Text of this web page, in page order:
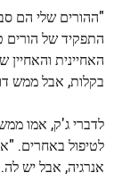
"ההורים שלי הם
התפקיד של הורים
האחיינית
בקלות, אבל ממש
לדברי ג'ק, אמו
לטיפול באחרים.
אנרגיה, אבל יש